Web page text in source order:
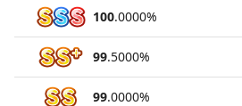
100.0000%
99.5000%
99.0000%